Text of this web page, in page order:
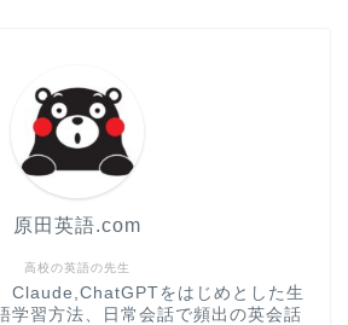
高校の英語の先生
原田英語.com
Claude,ChatGPTをはじめとした生
学習方法、日常会話で頻出の英会話
大学入試英語対策講座
語名言・格言・カッコい
英語＆素敵な英文フレー